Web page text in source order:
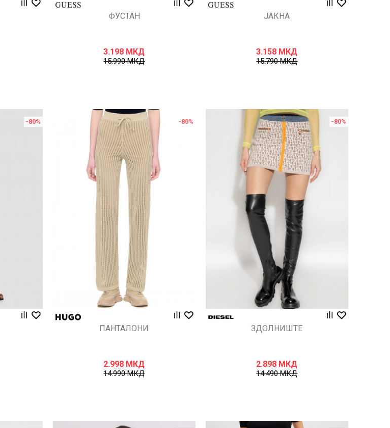
ФУСТАН
3.198 МКД
15.990МКД
ЈАКНА
3.158 МКД
15.790МКД
-80%
Uporedi
-80%
ПАНТАЛОНИ
2.998 МКД
14.990МКД
Uporedi
-80%
ЗДОЛНИШТЕ
2.898 МКД
14.490МКД